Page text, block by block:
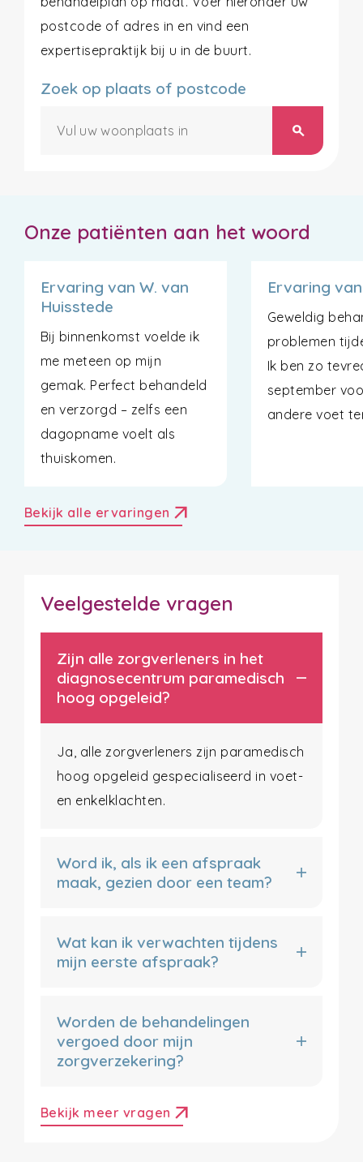
postcode of adres in en vind een
expertisepraktijk bij u in de buurt.
Zoek op plaats of postcode
search
Onze patiënten aan het woord
Ervaring van W. van
Huisstede
Bij binnenkomst voelde ik
me meteen op mijn
gemak. Perfect behandeld
en verzorgd – zelfs een
dagopname voelt als
thuiskomen.
Ervaring
Geweldig
problemen
Ik ben zo
september
andere voet
Bekijk alle ervaringen arrow_outward
Veelgestelde vragen
Zijn alle zorgverleners in het
diagnosecentrum paramedisch
hoog opgeleid?
Ja, alle zorgverleners zijn paramedisch
hoog opgeleid gespecialiseerd in voet-
en enkelklachten.
Word ik, als ik een afspraak
maak, gezien door een team?
Wat kan ik verwachten tijdens
mijn eerste afspraak?
Worden de behandelingen
vergoed door mijn
zorgverzekering?
Bekijk meer vragen arrow_outward